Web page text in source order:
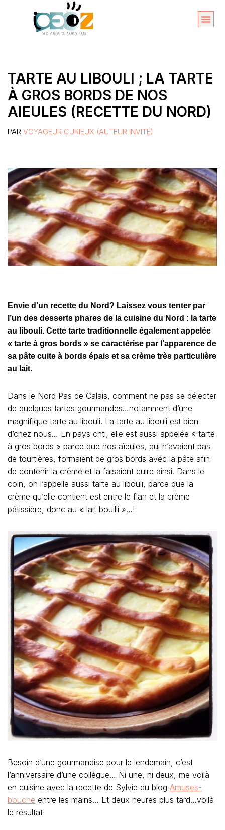
TARTE AU LIBOULI ; LA TARTE
À GROS BORDS DE NOS
AIEULES (RECETTE DU NORD)
PAR VOYAGEUR CURIEUX (AUTEUR INVITÉ)
Envie d’un recette du Nord? Laissez vous tenter par
l’un des desserts phares de la cuisine du Nord : la tarte
au libouli. Cette tarte traditionnelle également appelée
« tarte à gros bords » se caractérise par l’apparence de
sa pâte cuite à bords épais et sa crème très particulière
au lait.
Dans le Nord Pas de Calais, comment ne pas se délecter
de quelques tartes gourmandes…notamment d’une
magnifique tarte au libouli. La tarte au libouli est bien
d’chez nous… En pays chti, elle est aussi appelée « tarte
à gros bords » parce que nos aïeules, qui n’avaient pas
de tourtières, formaient de gros bords avec la pâte afin
de contenir la crème et la faisaient cuire ainsi. Dans le
coin, on l’appelle aussi tarte au libouli, parce que la
crème qu’elle contient est entre le flan et la crème
pâtissière, donc au « lait bouilli »…!
Besoin d’une gourmandise pour le lendemain, c’est
l’anniversaire d’une collègue… Ni une, ni deux, me voilà
en cuisine avec la recette de Sylvie du blog Amuses-
bouche entre les mains… Et deux heures plus tard…voilà
le résultat!